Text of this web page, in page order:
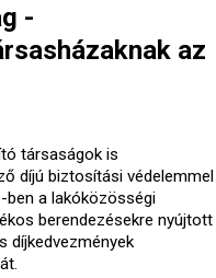
-
az
társaságok is
díjú biztosítási védelemmel
a lakóközösségi
berendezésekre nyújtott
díjkedvezmények